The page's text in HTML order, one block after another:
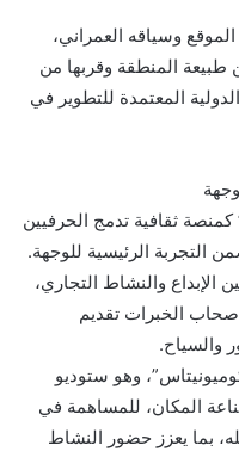
وسياقه العمراني،
طبيعة المنطقة وقربها من
المعتمدة للتطوير في
ثقافية تدمج الحرفيين
التجربة الرئيسية للوجهة.
والنشاط التجاري،
الخبرات تقديم
والسياح.
وهو ستوديو
المكان، للمساهمة في
بما يعزز حضور النشاط